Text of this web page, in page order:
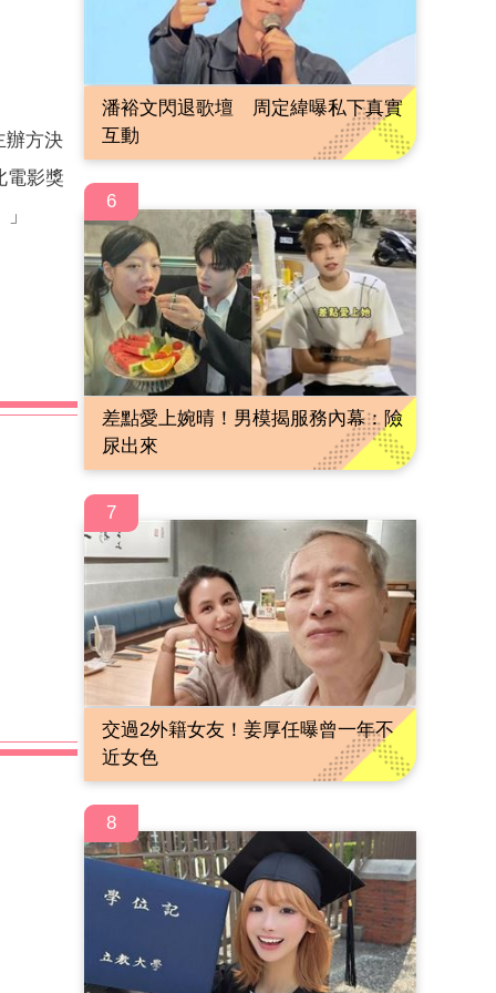
辦方決
電影獎
潘裕文閃退歌壇 周定緯曝私下真實
互動
6
差點愛上婉晴！男模揭服務內幕：險
尿出來
7
交過2外籍女友！姜厚任曝曾一年不
近女色
8